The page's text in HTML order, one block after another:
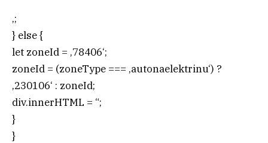
‚;
} else {
let zoneId = ‚78406‘;
zoneId = (zoneType === ‚autonaelektrinu‘) ?
‚230106‘ : zoneId;
div.innerHTML = “;
}
}